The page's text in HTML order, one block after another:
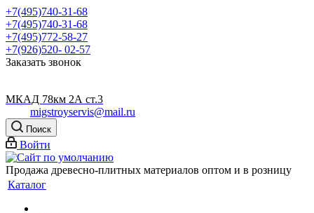
+7(495)740-31-68
+7(495)740-31-68
+7(495)772-58-27
+7(926)520- 02-57
Заказать звонок
МКАД 78км 2А ст.3
migstroyservis@mail.ru
Поиск
Войти
Продажа древесно-плитных материалов оптом и в розницу
Каталог